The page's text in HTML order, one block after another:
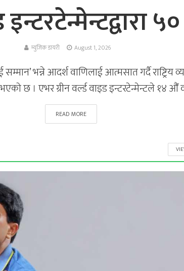
म्युजिक डायरी August 1, 2026
भन्ने आदर्श वाणिलाई आत्मसात गर्दै राष्ट्रिय
छ । एभर ग्रीन वर्ल्ड वाइड इन्टरटेन्मेन्टले १४ औँ
READ MORE